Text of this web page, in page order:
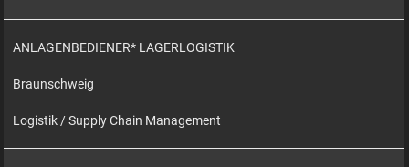
ANLAGENBEDIENER* LAGERLOGISTIK
Braunschweig
Logistik / Supply Chain Management